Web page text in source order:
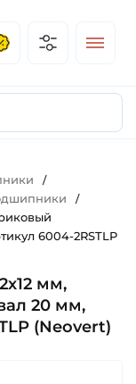
/
/
6004-2RSTLP
мм,
20 мм,
(Neovert)